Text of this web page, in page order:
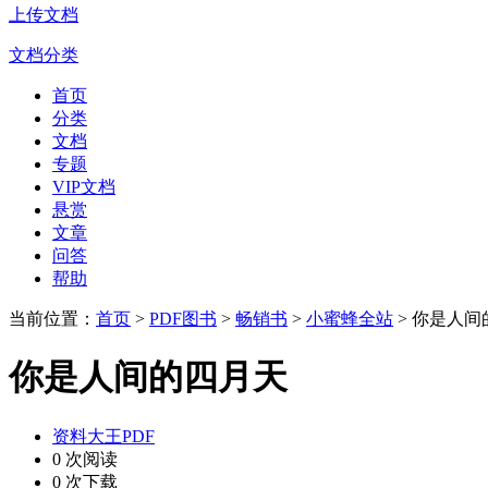
上传文档
文档分类
首页
分类
文档
专题
VIP文档
悬赏
文章
问答
帮助
当前位置： 首页 > PDF图书 > 畅销书 > 小蜜蜂全站 > 你是人间
你是人间的四月天
资料大王PDF
0 次阅读
0 次下载